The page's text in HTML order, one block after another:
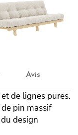
Avis
de lignes pures.
pin massif
design